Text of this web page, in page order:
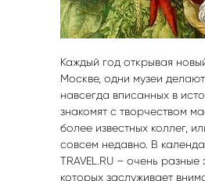
Каждый год открывая
Москве, одни музеи
навсегда вписанных в
знакомят с творчеством
более известных коллег,
совсем недавно. В
TRAVEL.RU – очень
которых заслуживает